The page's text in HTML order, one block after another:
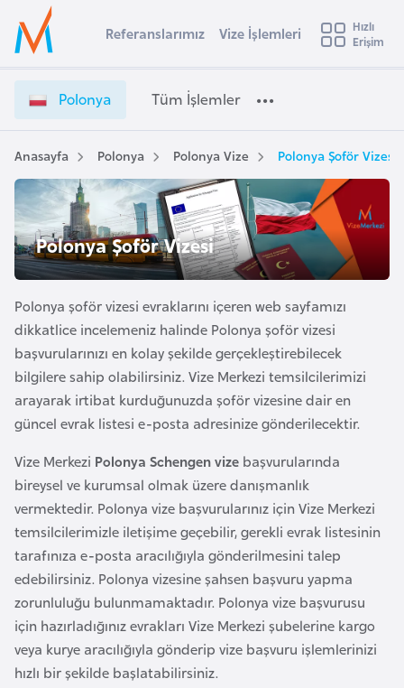
Ülke Seçimi
Başvuru yapmak istediğiniz ülkeyi seçin
Üye
Girişi
o
o
n
a
V
z
e
İ
ş
l
e
m
l
e
r
e
t
ş
i
Referanslarımız Vize İşlemleri
Hızlı
Erişim
Polonya Tüm İşlemler
Anasayfa Polonya Polonya Vize Polonya Şoför Vizesi
Polonya Şoför Vizesi
Polonya şoför vizesi evraklarını içeren web sayfamızı
dikkatlice incelemeniz halinde Polonya şoför vizesi
başvurularınızı en kolay şekilde gerçekleştirebilecek
bilgilere sahip olabilirsiniz. Vize Merkezi temsilcilerimizi
arayarak irtibat kurduğunuzda şoför vizesine dair en
güncel evrak listesi e-posta adresinize gönderilecektir.
Vize Merkezi Polonya Schengen vize başvurularında
bireysel ve kurumsal olmak üzere danışmanlık
vermektedir. Polonya vize başvurularınız için Vize Merkezi
temsilcilerimizle iletişime geçebilir, gerekli evrak listesinin
tarafınıza e-posta aracılığıyla gönderilmesini talep
edebilirsiniz. Polonya vizesine şahsen başvuru yapma
zorunluluğu bulunmamaktadır. Polonya vize başvurusu
için hazırladığınız evrakları Vize Merkezi şubelerine kargo
veya kurye aracılığıyla gönderip vize başvuru işlemlerinizi
hızlı bir şekilde başlatabilirsiniz.
s
t
r
a
A
v
u
t
u
r
y
a
A
z
e
r
b
a
y
c
a
n